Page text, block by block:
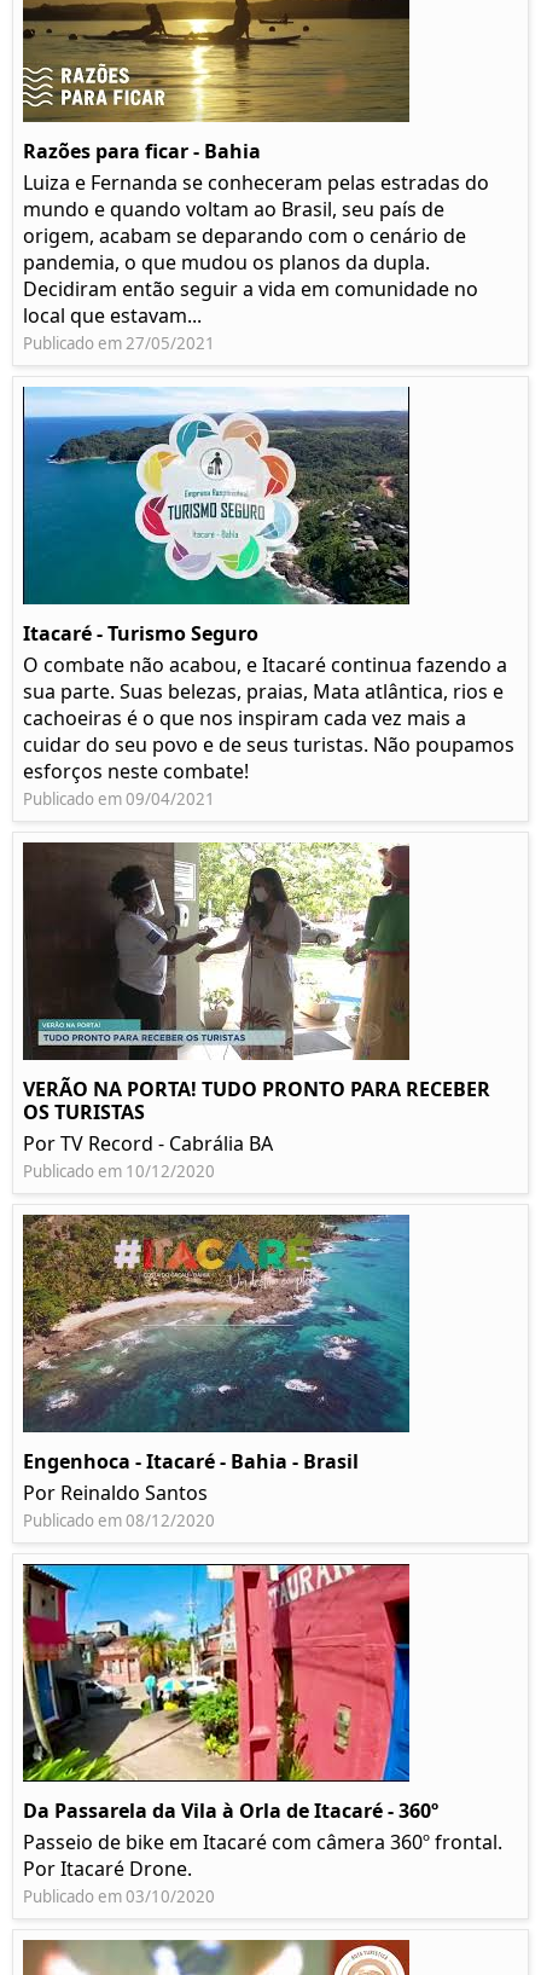
Razões para ficar - Bahia
Luiza e Fernanda se conheceram pelas estradas do
mundo e quando voltam ao Brasil, seu país de
origem, acabam se deparando com o cenário de
pandemia, o que mudou os planos da dupla.
Decidiram então seguir a vida em comunidade no
local que estavam...
Publicado em 27/05/2021
Itacaré - Turismo Seguro
O combate não acabou, e Itacaré continua fazendo a
sua parte. Suas belezas, praias, Mata atlântica, rios e
cachoeiras é o que nos inspiram cada vez mais a
cuidar do seu povo e de seus turistas. Não poupamos
esforços neste combate!
Publicado em 09/04/2021
VERÃO NA PORTA! TUDO PRONTO PARA RECEBER
OS TURISTAS
Por TV Record - Cabrália BA
Publicado em 10/12/2020
Engenhoca - Itacaré - Bahia - Brasil
Por Reinaldo Santos
Publicado em 08/12/2020
Da Passarela da Vila à Orla de Itacaré - 360º
Passeio de bike em Itacaré com câmera 360º frontal.
Por Itacaré Drone.
Publicado em 03/10/2020